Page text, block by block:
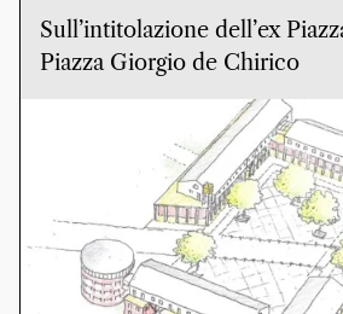
Sull’intitolazione dell’ex
Piazza Giorgio de Chirico